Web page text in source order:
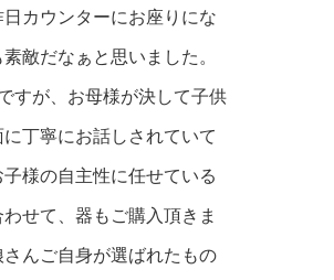
カウンターにお座りにな
敵だなぁと思いました。
すが、お母様が決して子供
丁寧にお話しされていて
様の自主性に任せている
せて、器もご購入頂きま
んご自身が選ばれたもの